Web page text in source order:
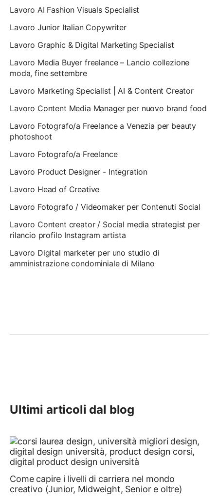
Lavoro AI Fashion Visuals Specialist
Lavoro Junior Italian Copywriter
Lavoro Graphic & Digital Marketing Specialist
Lavoro Media Buyer freelance – Lancio collezione
moda, fine settembre
Lavoro Marketing Specialist | AI & Content Creator
Lavoro Content Media Manager per nuovo brand food
Lavoro Fotografo/a Freelance a Venezia per beauty
photoshoot
Lavoro Fotografo/a Freelance
Lavoro Product Designer - Integration
Lavoro Head of Creative
Lavoro Fotografo / Videomaker per Contenuti Social
Lavoro Content creator / Social media strategist per
rilancio profilo Instagram artista
Lavoro Digital marketer per uno studio di
amministrazione condominiale di Milano
Ultimi articoli dal blog
Come capire i livelli di carriera nel mondo
creativo (Junior, Midweight, Senior e oltre)